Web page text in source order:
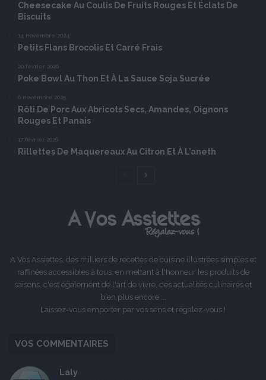
Cheesecake Au Coulis De Fruits Rouges Et Éclats De
Biscuits
14 novembre 2024
Petits Flans Brocolis Et Carré Frais
20 février 2026
Poke Bowl Au Thon Et À La Sauce Soja Sucrée
6 novembre 2025
Rôti De Porc Aux Abricots Secs, Amandes, Oignons
Rouges Et Panais
17 février 2026
Rillettes De Maquereaux Au Citron Et À L’aneth
Page
A Vos Assiettes, des milliers de recettes de cuisine illustrées simples et
raffinées accessibles à tous, en mettant à l'honneur les produits de
saisons, c'est également de l'art de vivre, des actualités culinaires et
bien plus encore ...
Laissez-vous emporter par vos sens et régalez-vous !
VOS COMMENTAIRES
Laly